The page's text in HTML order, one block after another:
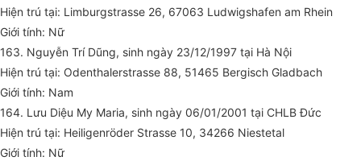
Hiện trú tại: Limburgstrasse 26, 67063 Ludwigshafen am Rhein
Giới tính: Nữ
163. Nguyễn Trí Dũng, sinh ngày 23/12/1997 tại Hà Nội
Hiện trú tại: Odenthalerstrasse 88, 51465 Bergisch Gladbach
Giới tính: Nam
164. Lưu Diệu My Maria, sinh ngày 06/01/2001 tại CHLB Đức
Hiện trú tại: Heiligenröder Strasse 10, 34266 Niestetal
Giới tính: Nữ